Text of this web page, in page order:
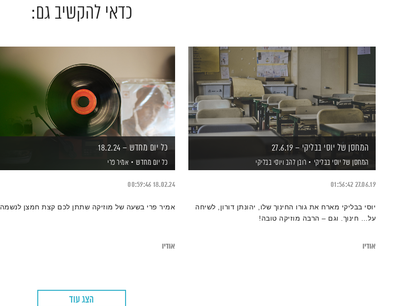
כדאי להקשיב גם:
המחסן של יוסי בבליקי – 27.6.19
המחסן של יוסי בבליקי רובן להב ויוסי בבליקי
27.06.19
01:56:42
יוסי בבליקי מארח את גורו החינוך שלו, יהונתן דורון, לשיחה
על… חינוך. וגם – הרבה מוזיקה טובה!
אודיו
כל יום מחדש – 18.2.24
כל יום מחדש אמיר פרי
18.02.24
00:59:46
אמיר פרי בשעה של מוזיקה שתתן לכם קצת חמצן לנשמה
אודיו
הצג עוד